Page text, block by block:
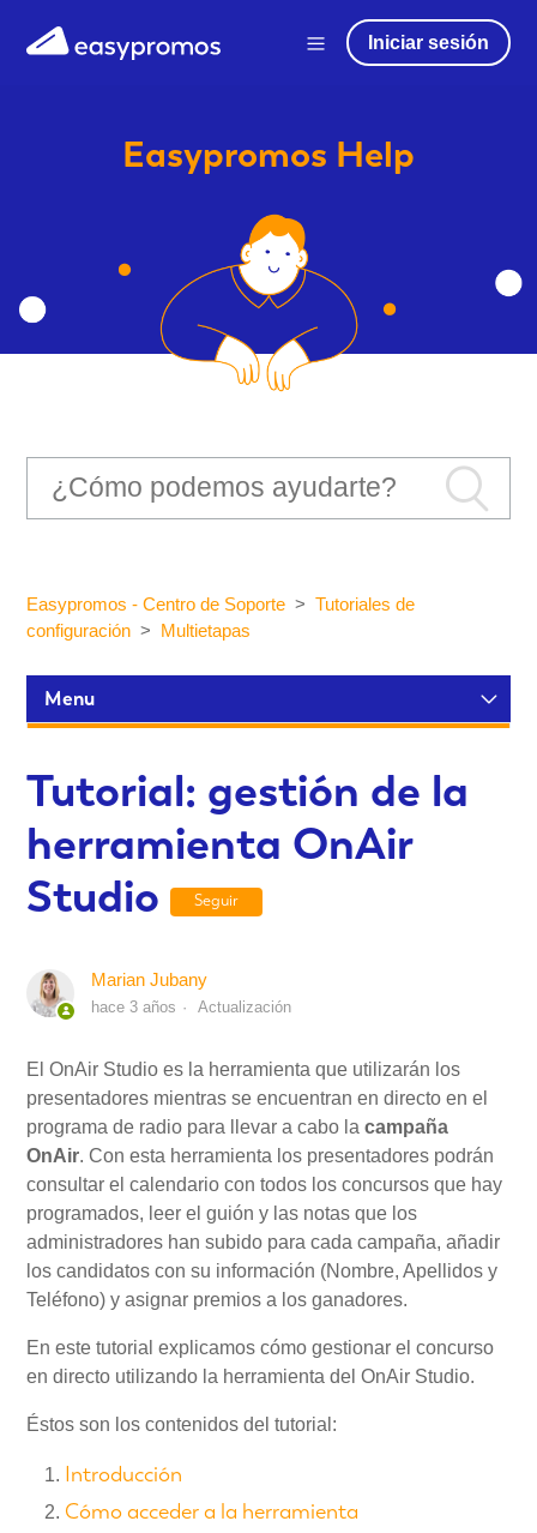
Iniciar sesión
Easypromos Help
Easypromos - Centro de Soporte
Tutoriales de
configuración
Multietapas
Menu
Participantes y estadísticas
Personalización y Diseño
Publicación y Difusión
Integraciones
Mi Cuenta
Videotutoriales
Preguntas Frecuentes
Actualizaciones
Tutorial: gestión de la
herramienta OnAir
Studio
Seguir
Marian Jubany
hace 3 años Actualización
El OnAir Studio es la herramienta que utilizarán los
presentadores mientras se encuentran en directo en el
programa de radio para llevar a cabo lacampaña
OnAir. Con esta herramienta los presentadores podrán
consultar el calendario con todos los concursos que hay
programados, leer el guión y las notas que los
administradores han subido para cada campaña, añadir
los candidatos con su información (Nombre, Apellidos y
Teléfono) y asignar premios a los ganadores.
En este tutorial explicamos cómo gestionar el concurso
en directo utilizando la herramienta del OnAir Studio.
Éstos son los contenidos del tutorial:
Introducción
Cómo acceder a la herramienta